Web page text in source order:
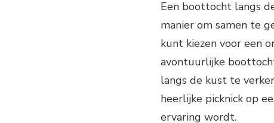
Een boottocht langs
manier om samen te
kunt kiezen voor een
avontuurlijke
langs de kust te
heerlijke picknick op
ervaring wordt.